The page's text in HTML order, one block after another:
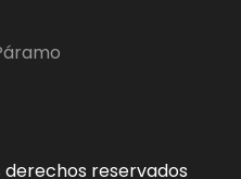
reservados